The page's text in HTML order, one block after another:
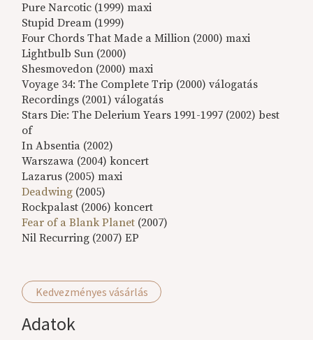
Kedvezményes vásárlás
Adatok
Pure Narcotic (1999) maxi
Stupid Dream (1999)
Four Chords That Made a Million (2000) maxi
Lightbulb Sun (2000)
Shesmovedon (2000) maxi
Voyage 34: The Complete Trip (2000) válogatás
Recordings (2001) válogatás
Stars Die: The Delerium Years 1991-1997 (2002) best
of
In Absentia (2002)
Warszawa (2004) koncert
Lazarus (2005) maxi
Deadwing (2005)
Rockpalast (2006) koncert
Fear of a Blank Planet (2007)
Nil Recurring (2007) EP